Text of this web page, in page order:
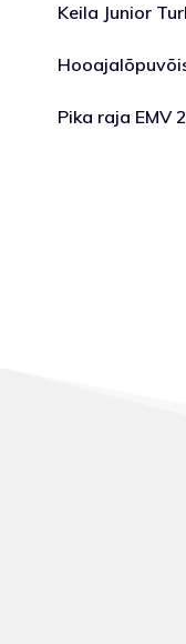
Keila Junior
Pika raja EMV